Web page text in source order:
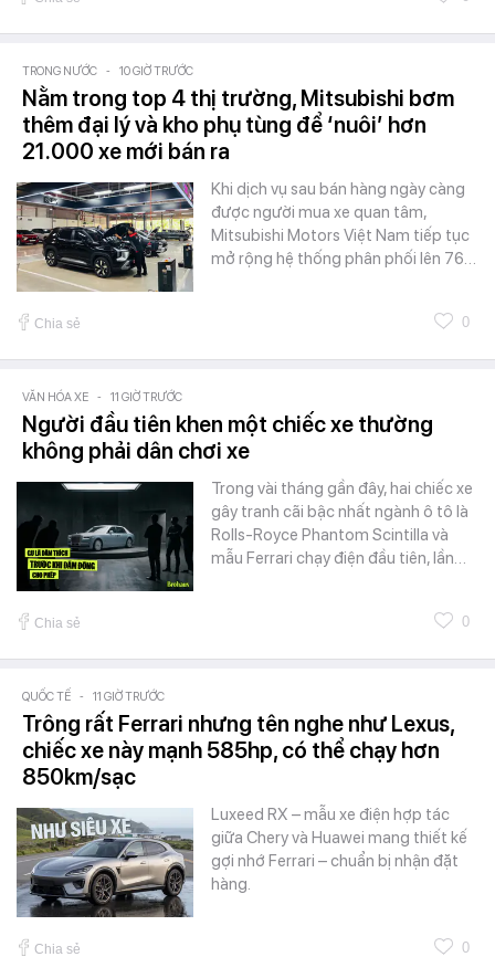
TRONG NƯỚC - 10 GIỜ TRƯỚC
Nằm trong top 4 thị trường, Mitsubishi bơm
thêm đại lý và kho phụ tùng để ‘nuôi’ hơn
21.000 xe mới bán ra
Khi dịch vụ sau bán hàng ngày càng
được người mua xe quan tâm,
Mitsubishi Motors Việt Nam tiếp tục
mở rộng hệ thống phân phối lên 76…
Chia sẻ 0
VĂN HÓA XE - 11 GIỜ TRƯỚC
Người đầu tiên khen một chiếc xe thường
không phải dân chơi xe
Trong vài tháng gần đây, hai chiếc xe
gây tranh cãi bậc nhất ngành ô tô là
Rolls-Royce Phantom Scintilla và
mẫu Ferrari chạy điện đầu tiên, lần…
Chia sẻ 0
QUỐC TẾ - 11 GIỜ TRƯỚC
Trông rất Ferrari nhưng tên nghe như Lexus,
chiếc xe này mạnh 585hp, có thể chạy hơn
850km/sạc
Luxeed RX – mẫu xe điện hợp tác
giữa Chery và Huawei mang thiết kế
gợi nhớ Ferrari – chuẩn bị nhận đặt
hàng.
Chia sẻ 0